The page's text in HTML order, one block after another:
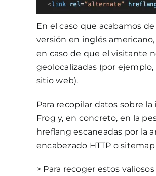
En el caso que acabamos
versión en inglés
en caso de que el visitante
geolocalizadas (por
sitio web).
Para recopilar datos sobre
Frog y, en concreto, en la
hreflang escaneadas por la
encabezado HTTP o sitemap
> Para recoger estos